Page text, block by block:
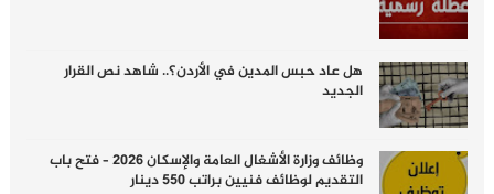
هل عاد حبس المدين في الأردن؟.. شاهد نص القرار
الجديد
وظائف وزارة الأشغال العامة والإسكان 2026 – فتح باب
التقديم لوظائف فنيين براتب 550 دينار